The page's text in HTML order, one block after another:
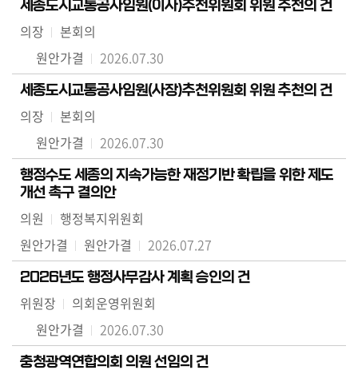
세종도시교통공사임원(이사)추천위원회 위원 추천의 건
의장
본회의
원안가결
2026.07.30
세종도시교통공사임원(사장)추천위원회 위원 추천의 건
의장
본회의
원안가결
2026.07.30
행정수도 세종의 지속가능한 재정기반 확립을 위한 제도
개선 촉구 결의안
의원
행정복지위원회
원안가결
원안가결 2026.07.27
2026년도 행정사무감사 계획 승인의 건
위원장
의회운영위원회
원안가결
2026.07.30
충청광역연합의회 의원 선임의 건